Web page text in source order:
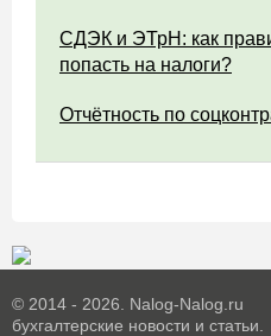
СДЭК и ЭТрН: как
попасть на налоги?
Отчётность по
© 2014 - 2026. Nalog-Nalog.ru
бухгалтерские новости и статьи.